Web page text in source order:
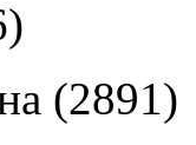
(2891)